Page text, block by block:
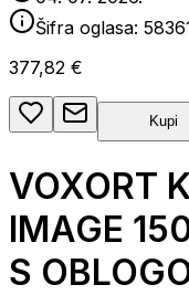
Šifra oglasa:
377,82 €
Kupi
VOXORT
IMAGE
S